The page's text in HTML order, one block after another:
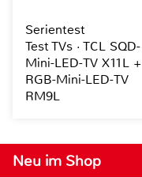
Neu im Shop
Serientest
Test TVs · TCL SQD-
Mini-LED-TV X11L +
RGB-Mini-LED-TV
RM9L